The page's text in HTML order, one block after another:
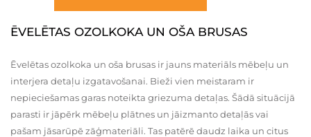
ĒVELĒTAS OZOLKOKA UN OŠA BRUSAS
Ēvelētas ozolkoka un oša brusas ir jauns materiāls mēbeļu un
interjera detaļu izgatavošanai. Bieži vien meistaram ir
nepieciešamas garas noteikta griezuma detaļas. Šādā situācijā
parasti ir jāpērk mēbeļu plātnes un jāizmanto detaļās vai
pašam jāsarūpē zāģmateriāli. Tas patērē daudz laika un citus